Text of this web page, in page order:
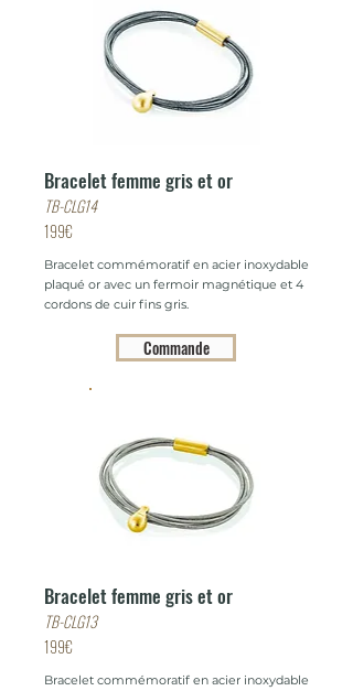
Bracelet femme gris et or
TB-CLG14
199€
Bracelet commémoratif en acier inoxydable
plaqué or avec un fermoir magnétique et 4
cordons de cuir fins gris.
Commande
Bracelet femme gris et or
TB-CLG13
199€
Bracelet commémoratif en acier inoxydable